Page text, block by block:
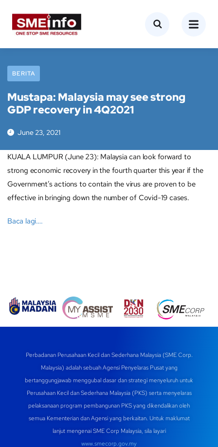
BERITA
Mustapa: Malaysia may see strong
GDP recovery in 4Q2021
June 23, 2021
KUALA LUMPUR (June 23): Malaysia can look forward to
strong economic recovery in the fourth quarter this year if the
Government’s actions to contain the virus are proven to be
effective in bringing down the number of Covid-19 cases.
Baca lagi….
Perbadanan Perusahaan Kecil dan Sederhana Malaysia (SME Corp.
Malaysia) adalah sebuah Agensi Penyelaras Pusat yang
bertanggungjawab menggubal dasar dan strategi menyeluruh untuk
Perusahaan Kecil dan Sederhana Malaysia (PKS) serta menyelaras
pelaksanaan program pembangunan PKS yang dikendalikan oleh
semua Kementerian dan Agensi yang berkaitan. Untuk maklumat
lanjut mengenai SME Corp Malaysia, sila layari
www.smecorp.gov.my